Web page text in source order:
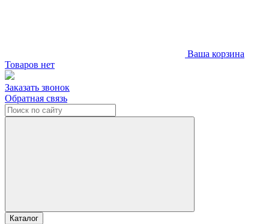
Ваша корзина
Товаров нет
Заказать звонок
Обратная связь
Каталог